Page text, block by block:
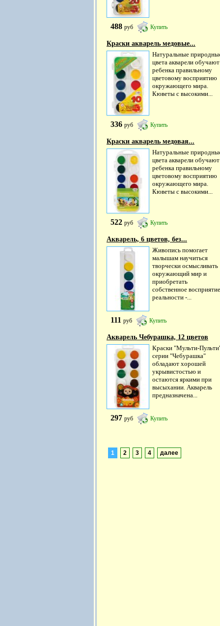
488 руб Купить
Краски акварель медовые...
Натуральные
цвета акварели обучают
ребенка правильному
цветовому восприятию
окружающего мира.
Кюветы с высокими...
336 руб Купить
Краски акварель медовая...
Натуральные
цвета акварели обучают
ребенка правильному
цветовому восприятию
окружающего мира.
Кюветы с высокими...
522 руб Купить
Акварель, 6 цветов, без...
Живопись помогает
малышам научиться
творчески осмысливать
окружающий мир и
приобретать
собственное восприятие
реальности -...
111 руб Купить
Акварель Чебурашка, 12 цветов
Краски "Мульти-
серии "Чебурашка"
обладают хорошей
укрывистостью и
остаются яркими при
высыхании. Акварель
предназначена...
297 руб Купить
1 2 3 4 далее